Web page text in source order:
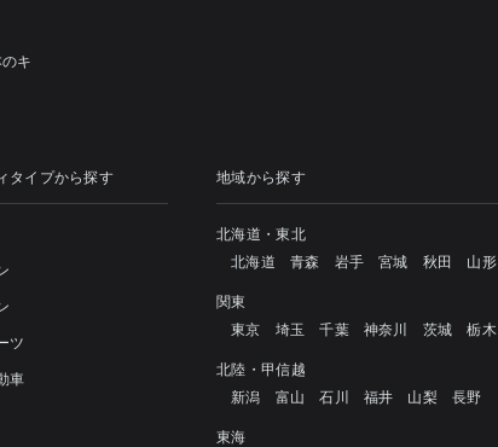
キ
タイプから探す
ツ
車
地域から探す
北海道・東北
北海道
青森 岩手 宮城 秋田 山形
関東
東京
埼玉 千葉 神奈川 茨城 栃木
北陸・甲信越
新潟
富山 石川 福井 山梨 長野
東海